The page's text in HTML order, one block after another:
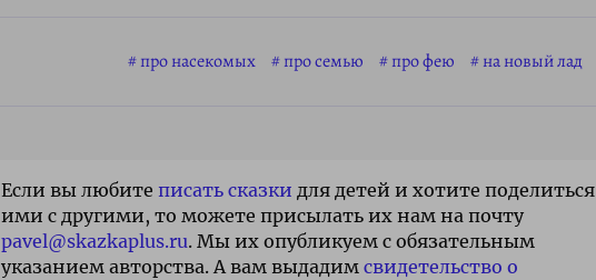
про насекомых про семью про фею на новый лад
Если вы любите писать сказки для детей и хотите поделиться
ими с другими, то можете присылать их нам на почту
pavel@skazkaplus.ru. Мы их опубликуем с обязательным
указанием авторства. А вам выдадим свидетельство о